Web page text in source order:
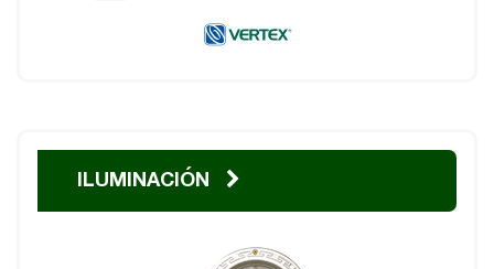
ILUMINACIÓN